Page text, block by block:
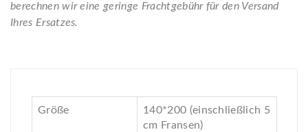
berechnen wir eine geringe Frachtgebühr für den Versand
Ihres Ersatzes.
Größe
140*200 (einschließlich 5
cm Fransen)